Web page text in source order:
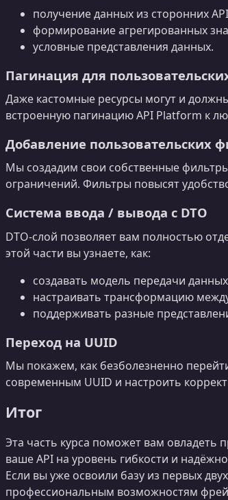
получение данных из сторонних
формирование агрегированных
условные представления данных.
Пагинация для
Даже кастомные ресурсы могут и
встроенную пагинацию API Platform к
Добавление пользовательских
Мы создадим свои собственные
ограничений. Фильтры повысят
Система ввода / вывода с DTO
DTO‑слой позволяет вам полностью
этой части вы узнаете, как:
создавать модель передачи
настраивать трансформацию
поддерживать разные
Переход на UUID
Мы покажем, как безболезненно
современным UUID и настроить
Итог
Эта часть курса поможет вам
ваше API на уровень гибкости и
Если вы уже освоили базу из первых
профессиональным возможностям